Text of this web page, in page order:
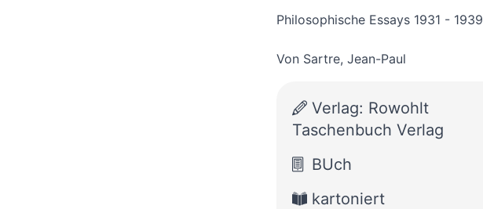
Philosophische Essays 1931 - 1939
Von Sartre, Jean-Paul
Verlag: Rowohlt
Taschenbuch Verlag
BUch
kartoniert